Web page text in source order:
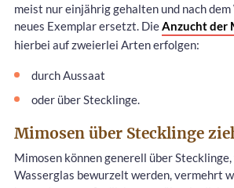
meist nur einjährig gehalten und nach
neues Exemplar ersetzt. Die Anzucht der
hierbei auf zweierlei Arten erfolgen:
durch Aussaat
oder über Stecklinge.
Mimosen über Stecklinge
Mimosen können generell über
Wasserglas bewurzelt werden, vermehrt